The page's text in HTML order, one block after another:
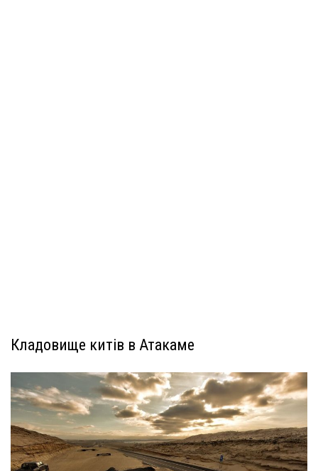
Кладовище китів в Атакаме